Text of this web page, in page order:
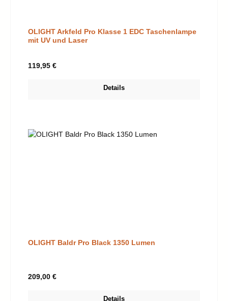
OLIGHT Arkfeld Pro Klasse 1 EDC Taschenlampe
mit UV und Laser
Regulärer Preis:
119,95 €
Details
OLIGHT Baldr Pro Black 1350 Lumen
Regulärer Preis:
209,00 €
Details